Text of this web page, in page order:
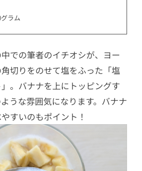
ラム
での筆者のイチオシが、ヨー
切りをのせて塩をふった「塩
。バナナを上にトッピングす
うな雰囲気になります。バナナ
すいのもポイント！